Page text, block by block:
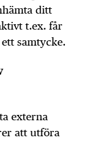
ditt
t.ex. får
samtycke.
externa
att utföra